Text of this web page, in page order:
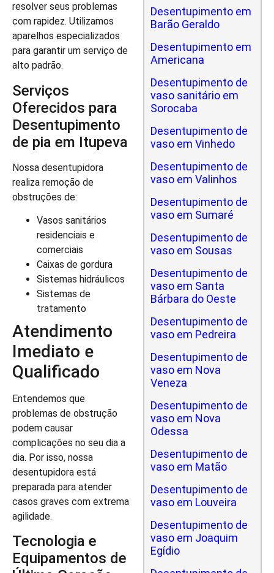
resolver seus problemas
com rapidez. Utilizamos
aparelhos especializados
para garantir um serviço de
alto padrão.
Serviços
Oferecidos para
Desentupimento
de pia em Itupeva
Nossa desentupidora
realiza remoção de
obstruções de:
Vasos sanitários
residenciais e
comerciais
Caixas de gordura
Sistemas hidráulicos
Sistemas de
tratamento
Atendimento
Imediato e
Qualificado
Entendemos que
problemas de obstrução
podem causar
complicações no seu dia a
dia. Por isso, nossa
desentupidora está
preparada para atender
casos graves com extrema
agilidade.
Tecnologia e
Equipamentos de
Desentupimento em
Barão Geraldo
Desentupimento em
Americana
Desentupimento de
vaso sanitário em
Sorocaba
Desentupimento de
vaso em Vinhedo
Desentupimento de
vaso em Valinhos
Desentupimento de
vaso em Sumaré
Desentupimento de
vaso em Sousas
Desentupimento de
vaso em Santa
Bárbara do Oeste
Desentupimento de
vaso em Pedreira
Desentupimento de
vaso em Nova
Veneza
Desentupimento de
vaso em Nova
Odessa
Desentupimento de
vaso em Matão
Desentupimento de
vaso em Louveira
Desentupimento de
vaso em Joaquim
Egídio